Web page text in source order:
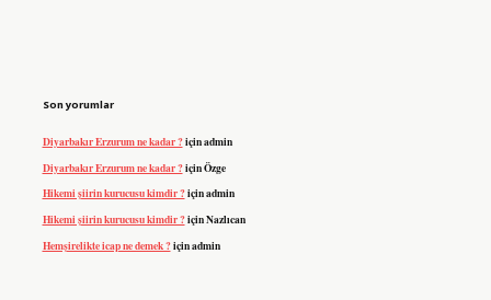
Son yorumlar
Diyarbakır Erzurum ne kadar ?içinadmin
Diyarbakır Erzurum ne kadar ?içinÖzge
Hikemi şiirin kurucusu kimdir ?içinadmin
Hikemi şiirin kurucusu kimdir ?içinNazlıcan
Hemşirelikte icap ne demek ?içinadmin